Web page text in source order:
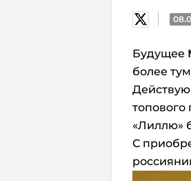
Будущее
более
топового
«Лиллю»
С